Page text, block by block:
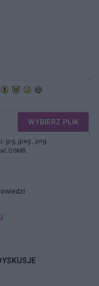
WYBIERZ PLIK
jpg, jpeg , png.
0.6MB.